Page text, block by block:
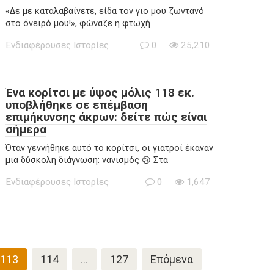
«Δε με καταλαβαίνετε, είδα τον γιο μου ζωντανό
στο όνειρό μου!», φώναζε η φτωχή
Ενδιαφέρουσες Ιστορίες 0 25,210
Ένα κορίτσι με ύψος μόλις 118 εκ.
υποβλήθηκε σε επέμβαση
επιμήκυνσης άκρων: δείτε πώς είναι
σήμερα
Όταν γεννήθηκε αυτό το κορίτσι, οι γιατροί έκαναν
μια δύσκολη διάγνωση: νανισμός 😢 Στα
Ενδιαφέρουσες Ιστορίες 0 1,647
113 114 … 127 Επόμενα